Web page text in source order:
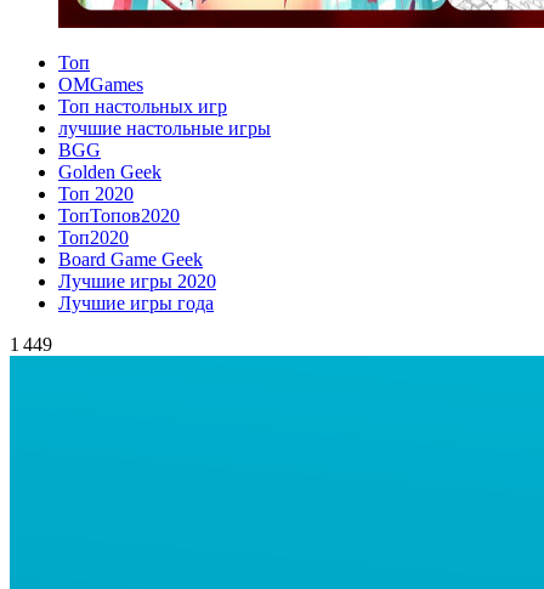
Топ
OMGames
Топ настольных игр
лучшие настольные игры
BGG
Golden Geek
Топ 2020
ТопТопов2020
Топ2020
Board Game Geek
Лучшие игры 2020
Лучшие игры года
1 449